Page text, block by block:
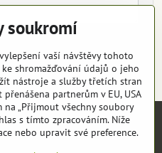
Odeslat
soukromí
vaší návštěvy tohoto
shromažďování údajů o jeho
nástroje a služby třetích stran
partnerům v EU, USA
„Přijmout všechny soubory
s tímto zpracováním. Níže
nebo upravit své preference.